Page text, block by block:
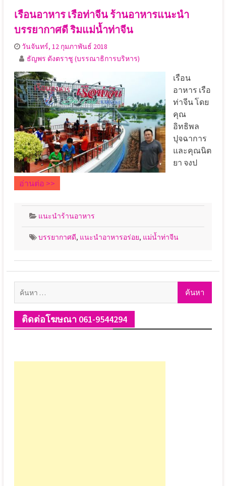
เรือนอาหาร เรือท่าจีน ร้านอาหารแนะนำ
บรรยากาศดี ริมแม่น้ำท่าจีน
วันจันทร์, 12 กุมภาพันธ์ 2018
ธัญพร ดังตราชู (บรรณาธิการบริหาร)
เรือน
อาหาร เรือ
ท่าจีน โดย
คุณ
อิทธิพล
ปุจฉาการ
และคุณนิต
ยา จงป
อ่านต่อ >>
แนะนำร้านอาหาร
บรรยากาศดี, แนะนำอาหารอร่อย, แม่น้ำท่าจีน
ค้นหา
ติดต่อโฆษณา 061-9544294